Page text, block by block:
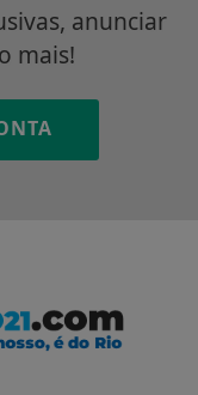
anunciar
mais!